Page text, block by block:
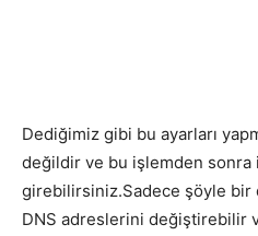
Dediğimiz gibi bu ayarları
değildir ve bu işlemden
girebilirsiniz.Sadece şöyle
DNS adreslerini değiştirebilir